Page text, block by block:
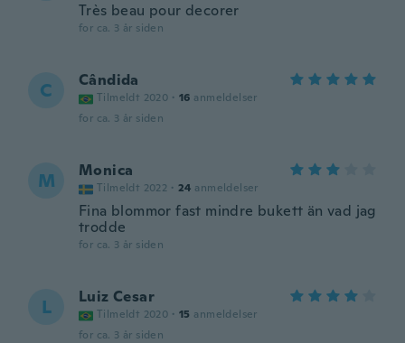
Très beau pour decorer
for ca. 3 år siden
C Cândida
Tilmeldt 2020 · 16 anmeldelser
for ca. 3 år siden
M Monica
Tilmeldt 2022 · 24 anmeldelser
Fina blommor fast mindre bukett än vad jag
trodde
for ca. 3 år siden
L Luiz Cesar
Tilmeldt 2020 · 15 anmeldelser
for ca. 3 år siden